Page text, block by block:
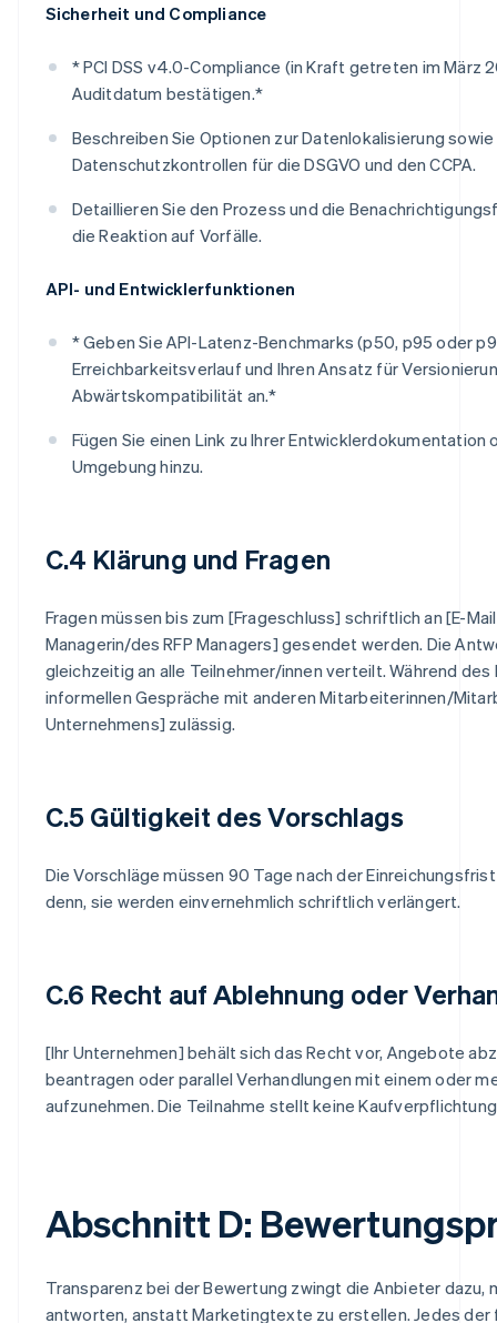
Sicherheit und Compliance
* PCI DSS v4.0-Compliance (in Kraft getreten im März
Auditdatum bestätigen.*
Beschreiben Sie Optionen zur Datenlokalisierung sowie
Datenschutzkontrollen für die DSGVO und den CCPA.
Detaillieren Sie den Prozess und die
die Reaktion auf Vorfälle.
API- und Entwicklerfunktionen
* Geben Sie API-Latenz-Benchmarks (p50, p95 oder
Erreichbarkeitsverlauf und Ihren Ansatz für
Abwärtskompatibilität an.*
Fügen Sie einen Link zu Ihrer Entwicklerdokumentation
Umgebung hinzu.
C.4 Klärung und Fragen
Fragen müssen bis zum [Frageschluss] schriftlich an [E-
Managerin/des RFP Managers] gesendet werden. Die
gleichzeitig an alle Teilnehmer/innen verteilt. Während
informellen Gespräche mit anderen Mitarbeiterinnen/
Unternehmens] zulässig.
C.5 Gültigkeit des Vorschlags
Die Vorschläge müssen 90 Tage nach der
denn, sie werden einvernehmlich schriftlich verlängert.
C.6 Recht auf Ablehnung oder
[Ihr Unternehmen] behält sich das Recht vor, Angebote
beantragen oder parallel Verhandlungen mit einem oder
aufzunehmen. Die Teilnahme stellt keine
Abschnitt D:
Transparenz bei der Bewertung zwingt die Anbieter dazu,
antworten, anstatt Marketingtexte zu erstellen. Jedes der